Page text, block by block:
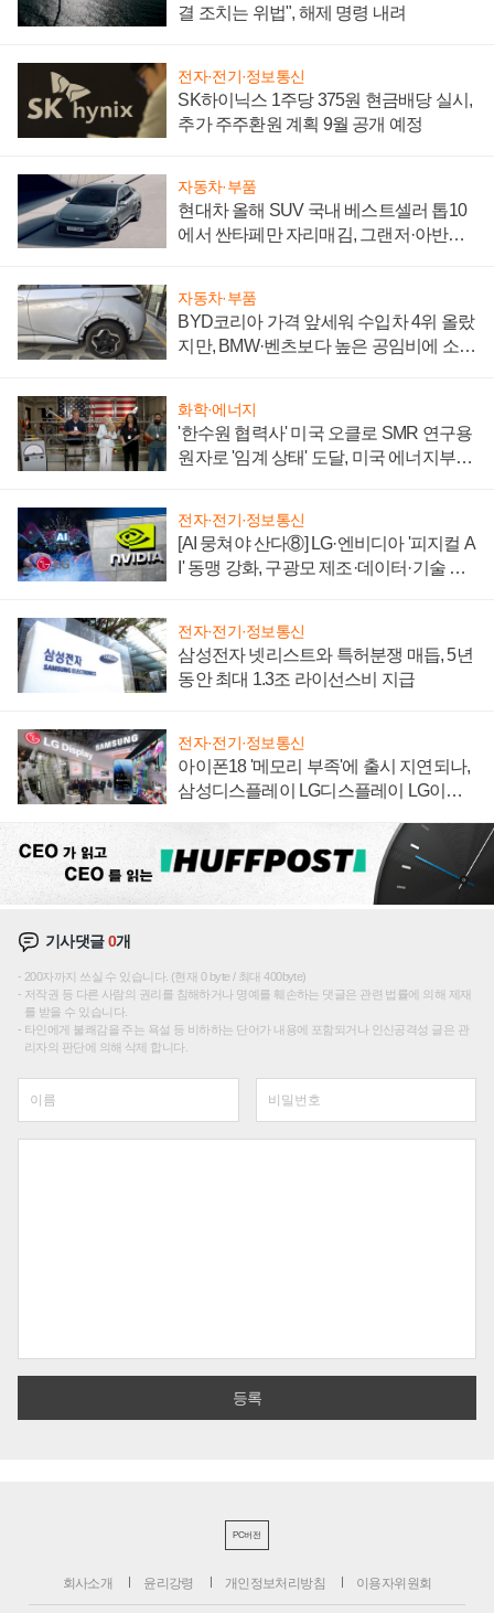
결 조치는 위법", 해제 명령 내려
전자·전기·정보통신
SK하이닉스 1주당 375원 현금배당 실시,
추가 주주환원 계획 9월 공개 예정
자동차·부품
현대차 올해 SUV 국내 베스트셀러 톱10
에서 싼타페만 자리매김, 그랜저·아반떼
자동차·부품
BYD코리아 가격 앞세워 수입차 4위 올랐
지만, BMW·벤츠보다 높은 공임비에 소비
화학·에너지
'한수원 협력사' 미국 오클로 SMR 연구용
원자로 '임계 상태' 도달, 미국 에너지부
전자·전기·정보통신
[AI 뭉쳐야 산다⑧] LG·엔비디아 '피지컬 A
I' 동맹 강화, 구광모 제조·데이터·기술 결
전자·전기·정보통신
삼성전자 넷리스트와 특허분쟁 매듭, 5년
동안 최대 1.3조 라이선스비 지급
전자·전기·정보통신
아이폰18 '메모리 부족'에 출시 지연되나,
삼성디스플레이 LG디스플레이 LG이노
기사댓글0개
200자까지 쓰실 수 있습니다. (현재 0 byte / 최대 400byte)
저작권 등 다른 사람의 권리를 침해하거나 명예를 훼손하는 댓글은 관련 법률에 의해 제재
를 받을 수 있습니다.
타인에게 불쾌감을 주는 욕설 등 비하하는 단어가 내용에 포함되거나 인신공격성 글은 관
리자의 판단에 의해 삭제 합니다.
PC버전
회사소개 윤리강령 개인정보처리방침 이용자위원회